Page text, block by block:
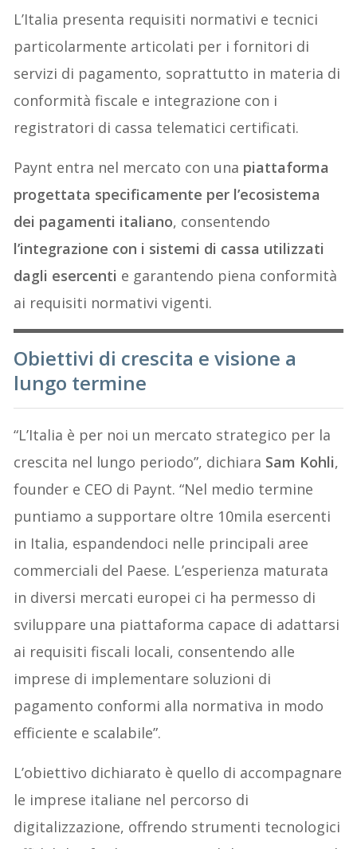
L’Italia presenta requisiti normativi e tecnici
particolarmente articolati per i fornitori di
servizi di pagamento, soprattutto in materia di
conformità fiscale e integrazione con i
registratori di cassa telematici certificati.
Paynt entra nel mercato con una piattaforma
progettata specificamente per l’ecosistema
dei pagamenti italiano, consentendo
l’integrazione con i sistemi di cassa utilizzati
dagli esercenti e garantendo piena conformità
ai requisiti normativi vigenti.
Obiettivi di crescita e visione a
lungo termine
“L’Italia è per noi un mercato strategico per la
crescita nel lungo periodo”, dichiara Sam Kohli,
founder e CEO di Paynt. “Nel medio termine
puntiamo a supportare oltre 10mila esercenti
in Italia, espandendoci nelle principali aree
commerciali del Paese. L’esperienza maturata
in diversi mercati europei ci ha permesso di
sviluppare una piattaforma capace di adattarsi
ai requisiti fiscali locali, consentendo alle
imprese di implementare soluzioni di
pagamento conformi alla normativa in modo
efficiente e scalabile”.
L’obiettivo dichiarato è quello di accompagnare
le imprese italiane nel percorso di
digitalizzazione, offrendo strumenti tecnologici